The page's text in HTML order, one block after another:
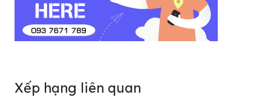
Xếp hạng liên quan